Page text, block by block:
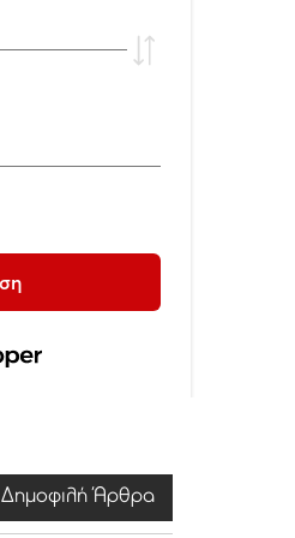
Δημοφιλή Άρθρα